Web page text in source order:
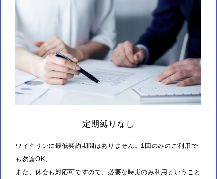
定期縛りなし
ワイクリンに最低契約期間はありません。1回のみのご利用で
も勿論OK。
また、休会も対応可ですので、必要な時期のみ利用ということ